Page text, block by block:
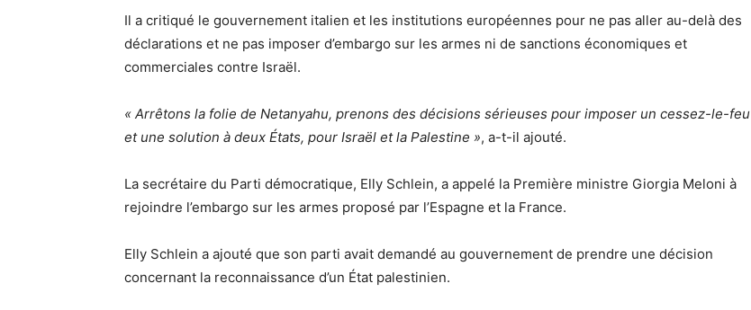
Il a critiqué le gouvernement italien et les institutions européennes pour ne pas aller au-delà des
déclarations et ne pas imposer d’embargo sur les armes ni de sanctions économiques et
commerciales contre Israël.
« Arrêtons la folie de Netanyahu, prenons des décisions sérieuses pour imposer un cessez-le-feu
et une solution à deux États, pour Israël et la Palestine », a-t-il ajouté.
La secrétaire du Parti démocratique, Elly Schlein, a appelé la Première ministre Giorgia Meloni à
rejoindre l’embargo sur les armes proposé par l’Espagne et la France.
Elly Schlein a ajouté que son parti avait demandé au gouvernement de prendre une décision
concernant la reconnaissance d’un État palestinien.